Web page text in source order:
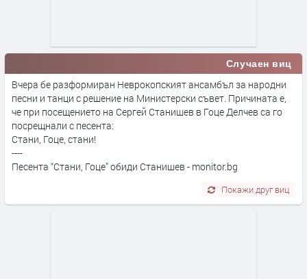
Случаен виц
Вчера бе разформиран Неврокопският ансамбъл за народни
песни и танци с решение на Министерски съвет. Причината е,
че при посещението на Сергей Станишев в Гоце Делчев са го
посрещнали с песента:
Стани, Гоце, стани!
----
Песента “Стани, Гоце” обиди Станишев - monitor.bg
Покажи друг виц